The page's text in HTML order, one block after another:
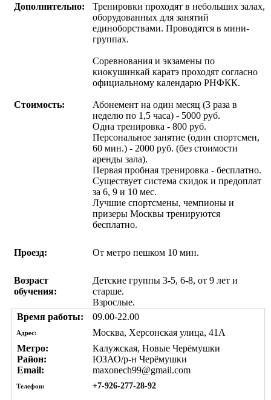
Дополнительно:
Тренировки проходят в небольших залах,
оборудованных для занятий
единоборствами. Проводятся в мини-
группах.
Соревнования и экзамены по
киокушинкай каратэ проходят согласно
официальному календарю РНФКК.
Стоимость:
Абонемент на один месяц (3 раза в
неделю по 1,5 часа) - 5000 руб.
Одна тренировка - 800 руб.
Персональное занятие (один спортсмен,
60 мин.) - 2000 руб. (без стоимости
аренды зала).
Первая пробная тренировка - бесплатно.
Существует система скидок и предоплат
за 6, 9 и 10 мес.
Лучшие спортсмены, чемпионы и
призеры Москвы тренируются
бесплатно.
Проезд: От метро пешком 10 мин.
Возраст
обучения:
Детские группы 3-5, 6-8, от 9 лет и
старше.
Взрослые.
Время работы:
09.00-22.00
Адрес:
Москва, Херсонская улица, 41А
Метро:
Калужская, Новые Черёмушки
Район:
ЮЗАО/р-н Черёмушки
Email:
maxonech99@gmail.com
Телефон: +7-926-277-28-92